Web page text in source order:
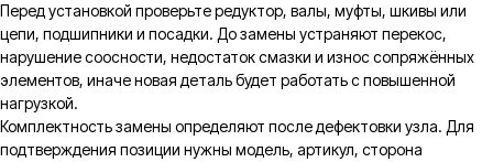
Перед установкой проверьте редуктор, валы, муфты, шкивы или
цепи, подшипники и посадки. До замены устраняют перекос,
нарушение соосности, недостаток смазки и износ сопряжённых
элементов, иначе новая деталь будет работать с повышенной
нагрузкой.
Комплектность замены определяют после дефектовки узла. Для
подтверждения позиции нужны модель, артикул, сторона